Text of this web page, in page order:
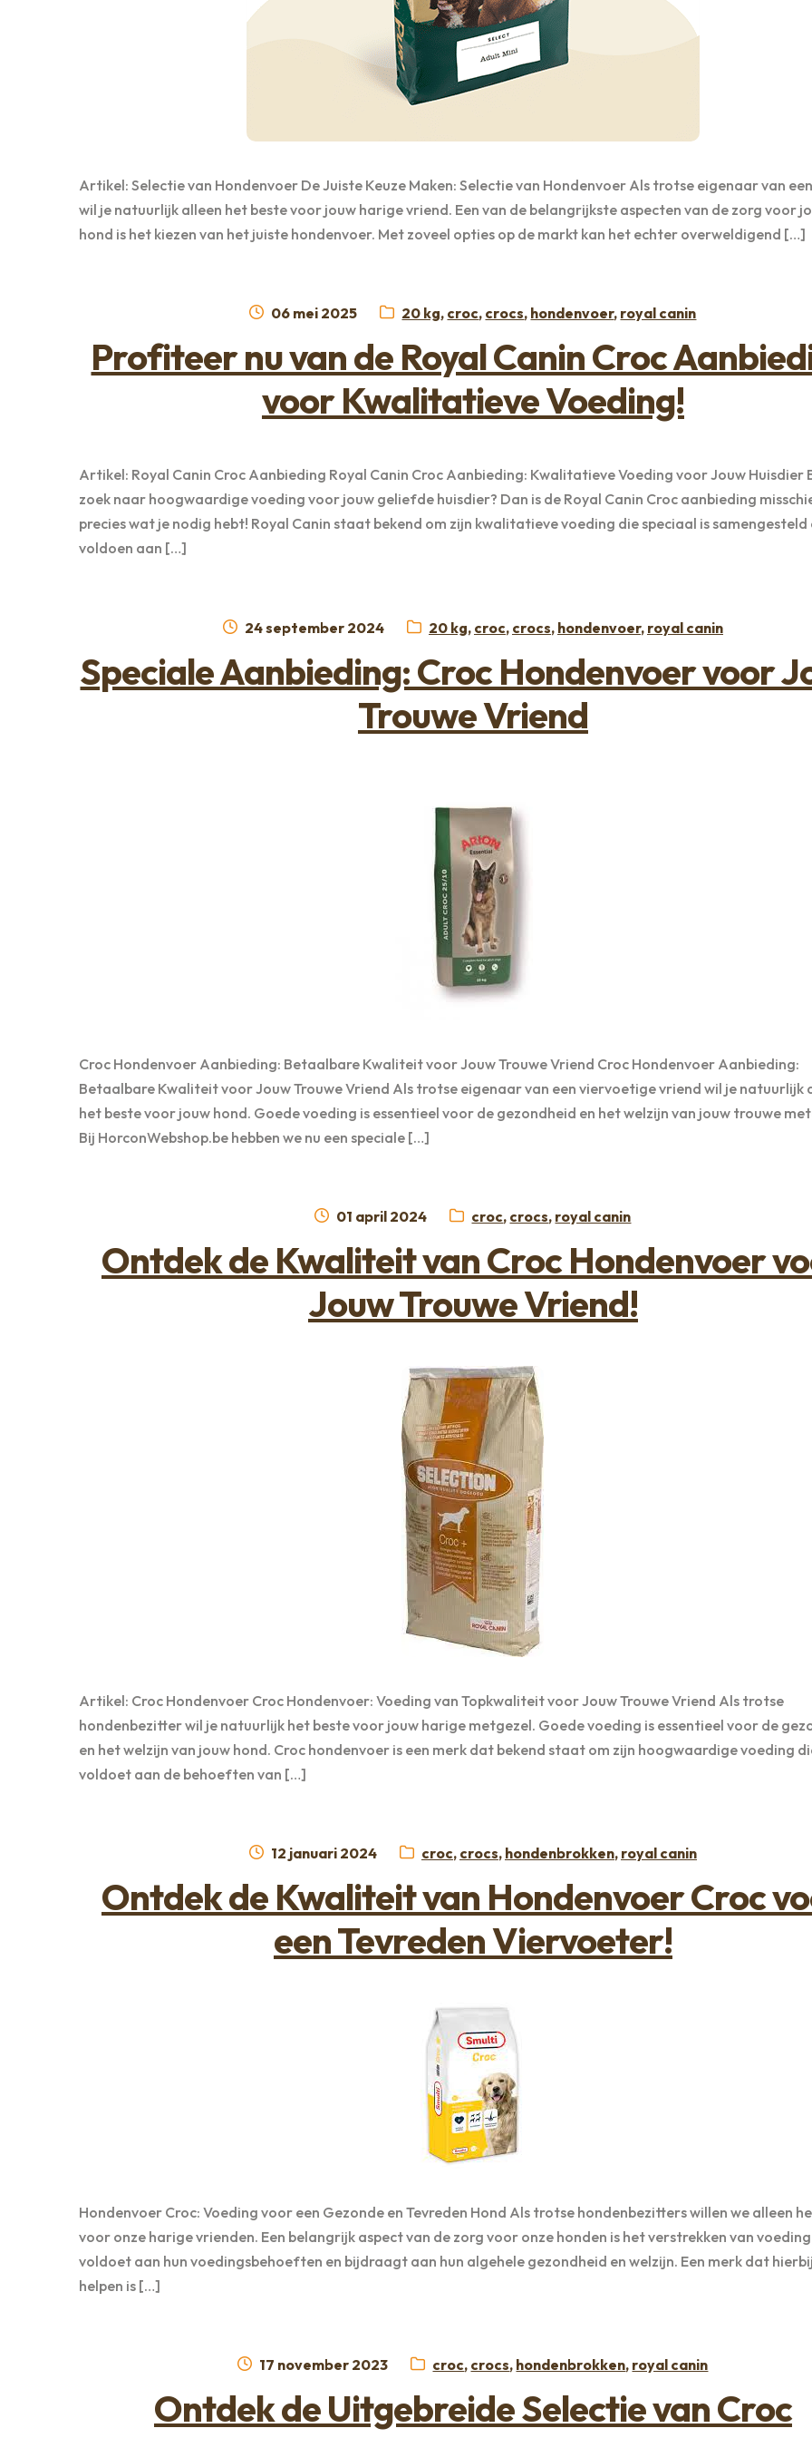
Artikel: Selectie van Hondenvoer De Juiste Keuze Maken: Selectie van Hondenvoer Als trotse eigenaar van
wil je natuurlijk alleen het beste voor jouw harige vriend. Een van de belangrijkste aspecten van de zorg voor
hond is het kiezen van het juiste hondenvoer. Met zoveel opties op de markt kan het echter overweldigend […]
Geplaatst
06 mei 2025 Categorieën:
20 kg, croc, crocs, hondenvoer, royal canin
Profiteer nu van de Royal Canin Croc
voor Kwalitatieve Voeding!
Artikel: Royal Canin Croc Aanbieding Royal Canin Croc Aanbieding: Kwalitatieve Voeding voor Jouw Huisdier
zoek naar hoogwaardige voeding voor jouw geliefde huisdier? Dan is de Royal Canin Croc aanbieding
precies wat je nodig hebt! Royal Canin staat bekend om zijn kwalitatieve voeding die speciaal is samengesteld
voldoen aan […]
Geplaatst
24 september 2024 Categorieën:
20 kg, croc, crocs, hondenvoer, royal canin
Speciale Aanbieding: Croc Hondenvoer voor
Trouwe Vriend
Croc Hondenvoer Aanbieding: Betaalbare Kwaliteit voor Jouw Trouwe Vriend Croc Hondenvoer Aanbieding:
Betaalbare Kwaliteit voor Jouw Trouwe Vriend Als trotse eigenaar van een viervoetige vriend wil je natuurlijk
het beste voor jouw hond. Goede voeding is essentieel voor de gezondheid en het welzijn van jouw trouwe
Bij HorconWebshop.be hebben we nu een speciale […]
Geplaatst
01 april 2024 Categorieën:
croc, crocs, royal canin
Ontdek de Kwaliteit van Croc Hondenvoer
Jouw Trouwe Vriend!
Artikel: Croc Hondenvoer Croc Hondenvoer: Voeding van Topkwaliteit voor Jouw Trouwe Vriend Als trotse
hondenbezitter wil je natuurlijk het beste voor jouw harige metgezel. Goede voeding is essentieel voor de
en het welzijn van jouw hond. Croc hondenvoer is een merk dat bekend staat om zijn hoogwaardige voeding
voldoet aan de behoeften van […]
Geplaatst
12 januari 2024 Categorieën:
croc, crocs, hondenbrokken, royal canin
Ontdek de Kwaliteit van Hondenvoer Croc
een Tevreden Viervoeter!
Hondenvoer Croc: Voeding voor een Gezonde en Tevreden Hond Als trotse hondenbezitters willen we alleen
voor onze harige vrienden. Een belangrijk aspect van de zorg voor onze honden is het verstrekken van
voldoet aan hun voedingsbehoeften en bijdraagt aan hun algehele gezondheid en welzijn. Een merk dat
helpen is […]
Geplaatst
17 november 2023 Categorieën:
croc, crocs, hondenbrokken, royal canin
Ontdek de Uitgebreide Selectie van Croc